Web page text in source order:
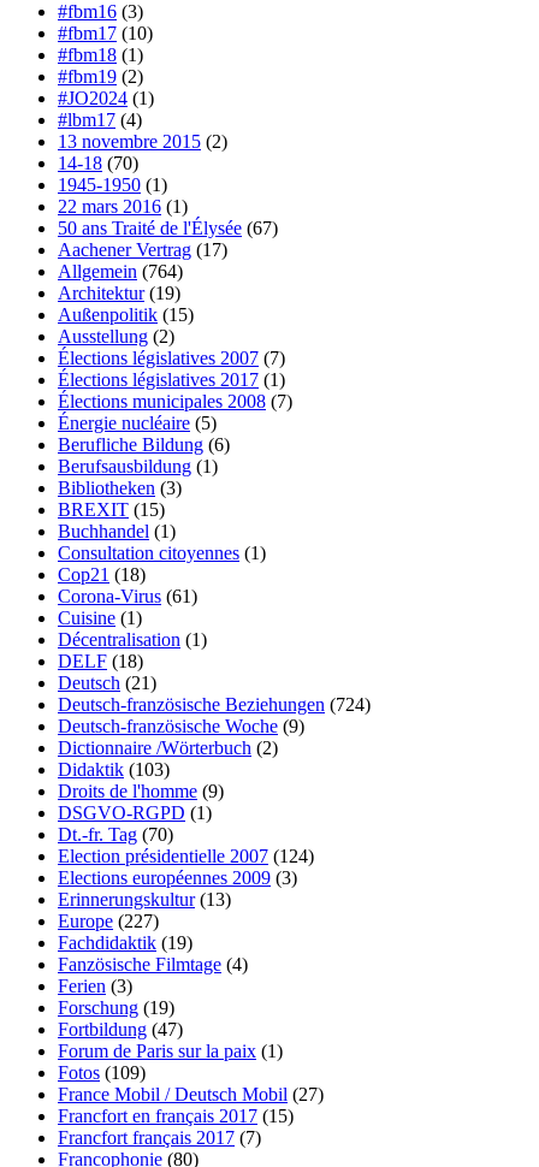
#fbm16 (3)
#fbm17 (10)
#fbm18 (1)
#fbm19 (2)
#JO2024 (1)
#lbm17 (4)
13 novembre 2015 (2)
14-18 (70)
1945-1950 (1)
22 mars 2016 (1)
50 ans Traité de l'Élysée (67)
Aachener Vertrag (17)
Allgemein (764)
Architektur(19)
Außenpolitik (15)
Ausstellung (2)
Élections législatives 2007 (7)
Élections législatives 2017 (1)
Élections municipales 2008 (7)
Énergie nucléaire (5)
Berufliche Bildung (6)
Berufsausbildung (1)
Bibliotheken (3)
BREXIT (15)
Buchhandel (1)
Consultation citoyennes (1)
Cop21 (18)
Corona-Virus (61)
Cuisine (1)
Décentralisation (1)
DELF (18)
Deutsch (21)
Deutsch-französische Beziehungen (724)
Deutsch-französische Woche (9)
Dictionnaire /Wörterbuch (2)
Didaktik (103)
Droits de l'homme (9)
DSGVO-RGPD (1)
Dt.-fr. Tag (70)
Election présidentielle 2007 (124)
Elections européennes 2009 (3)
Erinnerungskultur(13)
Europe (227)
Fachdidaktik (19)
Fanzösische Filmtage (4)
Ferien (3)
Forschung (19)
Fortbildung (47)
Forum de Paris sur la paix (1)
Fotos (109)
France Mobil / Deutsch Mobil (27)
Francfort en français 2017 (15)
Francfort français 2017 (7)
Francophonie (80)